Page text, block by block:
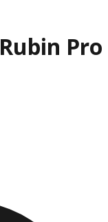
Pro